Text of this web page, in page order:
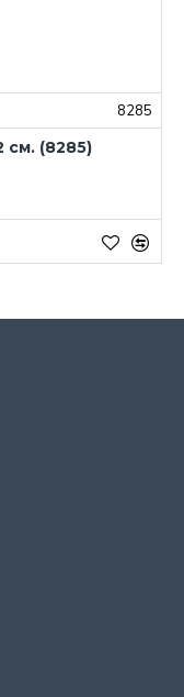
8285
см. (8285)